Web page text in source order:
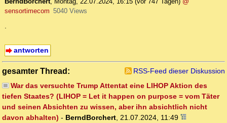
sensortimecom 5040 Views
.
antworten
gesamter Thread:
RSS-Feed dieser Diskussion
War das versuchte Trump Attentat eine LIHOP Aktion des
tiefen Staates? (LIHOP = Let it happen on purpose = vom Täter
und seinen Absichten zu wissen, aber ihn absichtlich nicht
davon abhalten) - BerndBorchert, 21.07.2024, 11:49